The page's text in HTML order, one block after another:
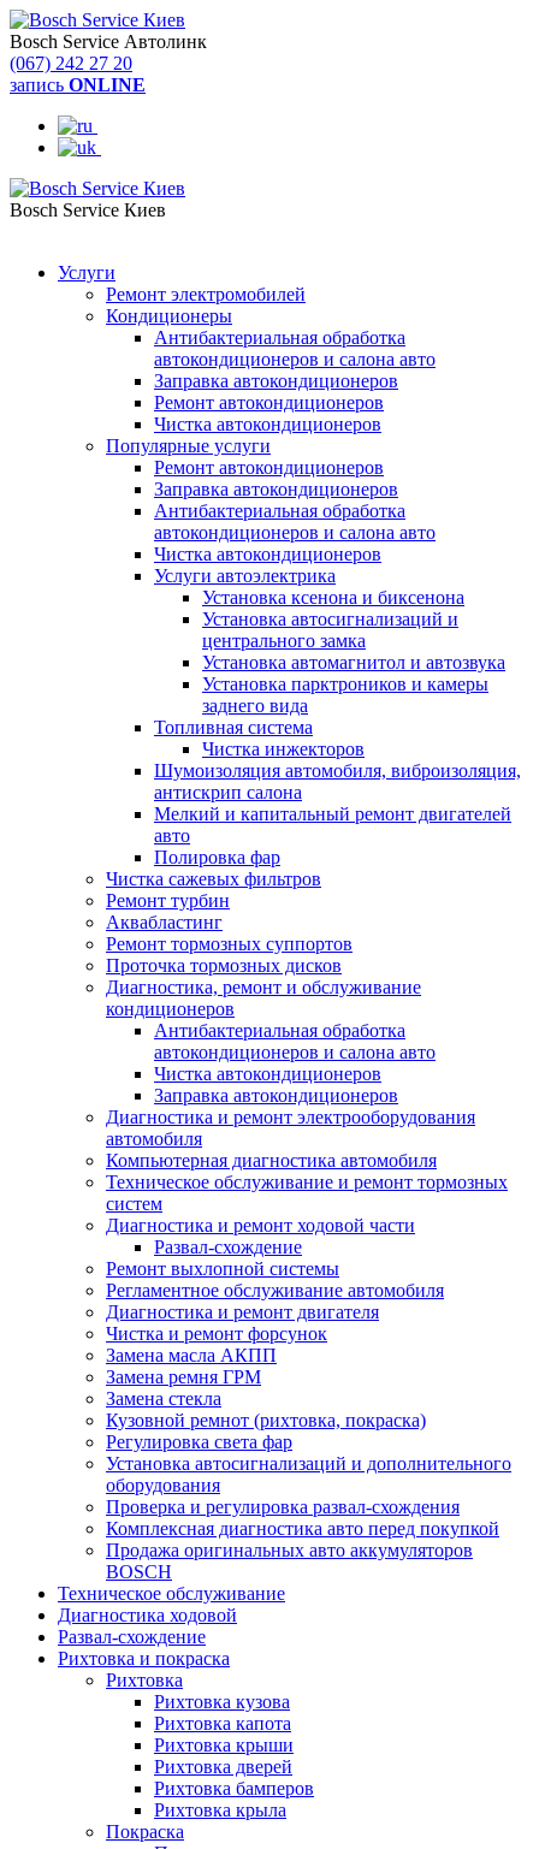
Bosch Service Автолинк
(067) 242 27 20
запись ONLINE
Bosch Service Киев
Услуги
Ремонт электромобилей
Кондиционеры
Антибактериальная обработка
автокондиционеров и салона авто
Заправка автокондиционеров
Ремонт автокондиционеров
Чистка автокондиционеров
Популярные услуги
Ремонт автокондиционеров
Заправка автокондиционеров
Антибактериальная обработка
автокондиционеров и салона авто
Чистка автокондиционеров
Услуги автоэлектрика
Установка ксенона и биксенона
Установка автосигнализаций и
центрального замка
Установка автомагнитол и автозвука
Установка парктроников и камеры
заднего вида
Топливная система
Чистка инжекторов
Шумоизоляция автомобиля, виброизоляция,
антискрип салона
Мелкий и капитальный ремонт двигателей
авто
Полировка фар
Чистка сажевых фильтров
Ремонт турбин
Аквабластинг
Ремонт тормозных суппортов
Проточка тормозных дисков
Диагностика, ремонт и обслуживание
кондиционеров
Антибактериальная обработка
автокондиционеров и салона авто
Чистка автокондиционеров
Заправка автокондиционеров
Диагностика и ремонт электрооборудования
автомобиля
Компьютерная диагностика автомобиля
Техническое обслуживание и ремонт тормозных
систем
Диагностика и ремонт ходовой части
Развал-схождение
Ремонт выхлопной системы
Регламентное обслуживание автомобиля
Диагностика и ремонт двигателя
Чистка и ремонт форсунок
Замена масла АКПП
Замена ремня ГРМ
Замена стекла
Кузовной ремнот (рихтовка, покраска)
Регулировка света фар
Установка автосигнализаций и дополнительного
оборудования
Проверка и регулировка развал-схождения
Комплексная диагностика авто перед покупкой
Продажа оригинальных авто аккумуляторов
BOSCH
Техническое обслуживание
Диагностика ходовой
Развал-схождение
Рихтовка и покраска
Рихтовка
Рихтовка кузова
Рихтовка капота
Рихтовка крыши
Рихтовка дверей
Рихтовка бамперов
Рихтовка крыла
Покраска